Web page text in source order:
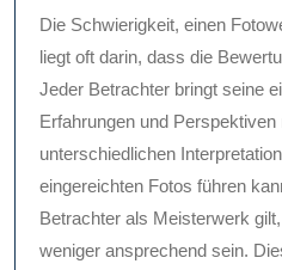
Die Schwierigkeit, einen
liegt oft darin, dass die
Jeder Betrachter bringt seine
Erfahrungen und
unterschiedlichen
eingereichten Fotos führen
Betrachter als Meisterwerk
weniger ansprechend sein.